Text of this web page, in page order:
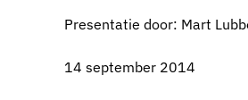
Presentatie door: Mart
14 september 2014